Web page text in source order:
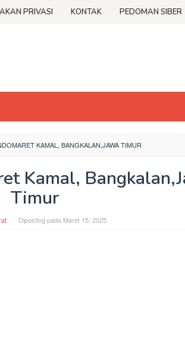
PRIVASI KONTAK PEDOMAN SIBER
KAMAL, BANGKALAN,JAWA TIMUR
Kamal,
Timur
Diposting pada Maret 15, 2025